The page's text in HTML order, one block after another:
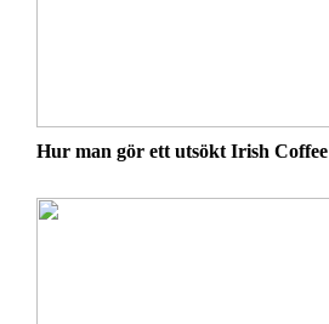
Hur man gör ett utsökt Irish Coffee